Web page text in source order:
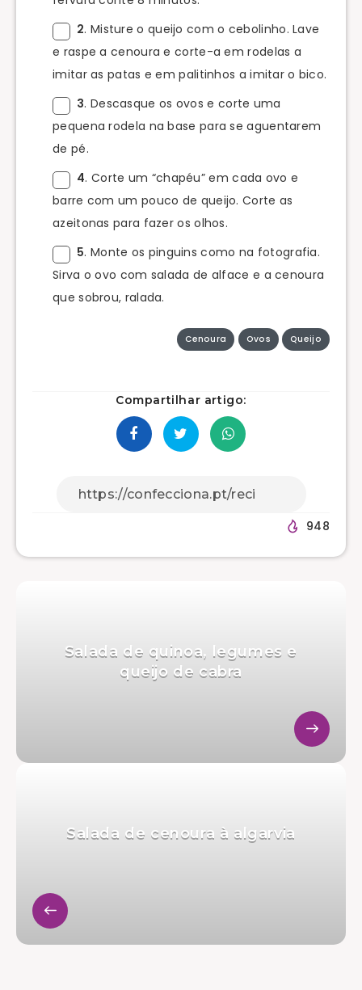
2. Misture o queijo com o cebolinho. Lave
e raspe a cenoura e corte-a em rodelas a
imitar as patas e em palitinhos a imitar o bico.
3. Descasque os ovos e corte uma
pequena rodela na base para se aguentarem
de pé.
4. Corte um “chapéu” em cada ovo e
barre com um pouco de queijo. Corte as
azeitonas para fazer os olhos.
5. Monte os pinguins como na fotografia.
Sirva o ovo com salada de alface e a cenoura
que sobrou, ralada.
Cenoura Ovos Queijo
Compartilhar artigo:
948
Salada de quinoa, legumes e
queijo de cabra
Salada de cenoura à algarvia